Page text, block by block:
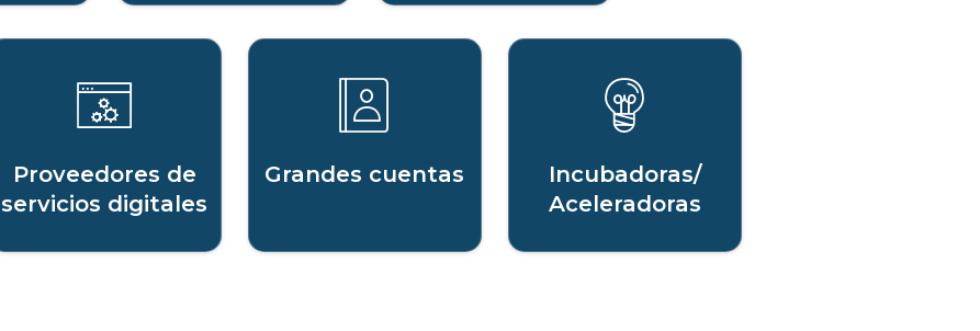
Proveedores de
servicios digitales
Grandes cuentas
Incubadoras/
Aceleradoras